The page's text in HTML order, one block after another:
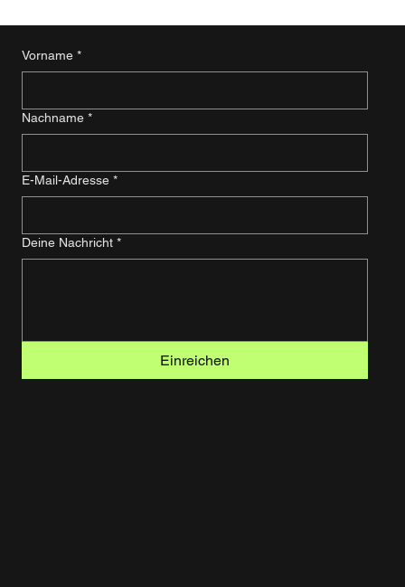
Aktueller Vorstand
Vorname *
Nachname *
E-Mail-Adresse *
Deine Nachricht *
Einreichen